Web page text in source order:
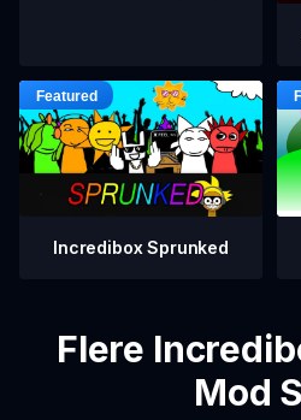
Incredibox Sprunked
Flere
Mod